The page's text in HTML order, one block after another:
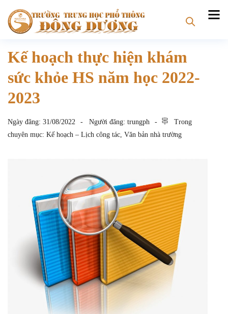
Kế hoạch thực hiện khám
sức khỏe HS năm học 2022-
2023
Ngày đăng: 31/08/2022 Người đăng: trungph
Trong
chuyên mục: Kế hoạch – Lịch công tác, Văn bản nhà trường